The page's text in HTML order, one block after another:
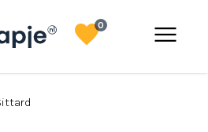
menu
favorite0